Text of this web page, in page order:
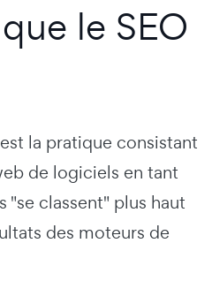
le SEO
la pratique consistant
de logiciels en tant
"se classent" plus haut
des moteurs de